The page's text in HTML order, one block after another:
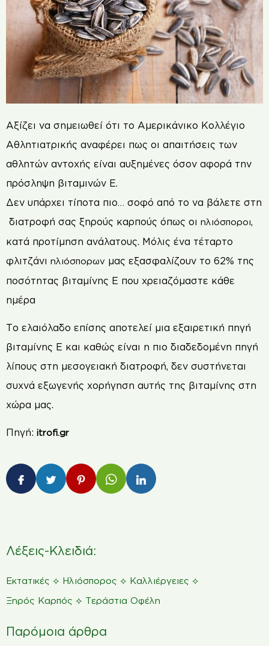
Αξίζει να σημειωθεί ότι το Αμερικάνικο Κολλέγιο
Αθλητιατρικής αναφέρει πως οι απαιτήσεις των
αθλητών αντοχής είναι αυξημένες όσον αφορά την
πρόσληψη βιταμινών Ε.
Δεν υπάρχει τίποτα πιο… σοφό από το να βάλετε στη
διατροφή σας ξηρούς καρπούς όπως οι ηλιόσποροι,
κατά προτίμηση ανάλατους. Μόλις ένα τέταρτο
φλιτζάνι ηλιόσπορων μας εξασφαλίζουν το 62% της
ποσότητας βιταμίνης E που χρειαζόμαστε κάθε
ημέρα
Το ελαιόλαδο επίσης αποτελεί μια εξαιρετική πηγή
βιταμίνης Ε και καθώς είναι η πιο διαδεδομένη πηγή
λίπους στη μεσογειακή διατροφή, δεν συστήνεται
συχνά εξωγενής χορήγηση αυτής της βιταμίνης στη
χώρα μας.
Πηγή: itrofi.gr
Λέξεις-Κλειδιά:
Εκτατικές ⟡ Ηλιόσπορος ⟡ Καλλιέργειες ⟡
Ξηρός Καρπός ⟡ Τεράστια Οφέλη
Παρόμοια άρθρα